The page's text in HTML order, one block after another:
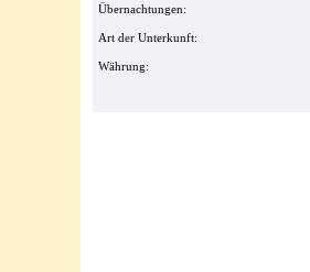
Übernachtungen:
Art der Unterkunft:
Währung: